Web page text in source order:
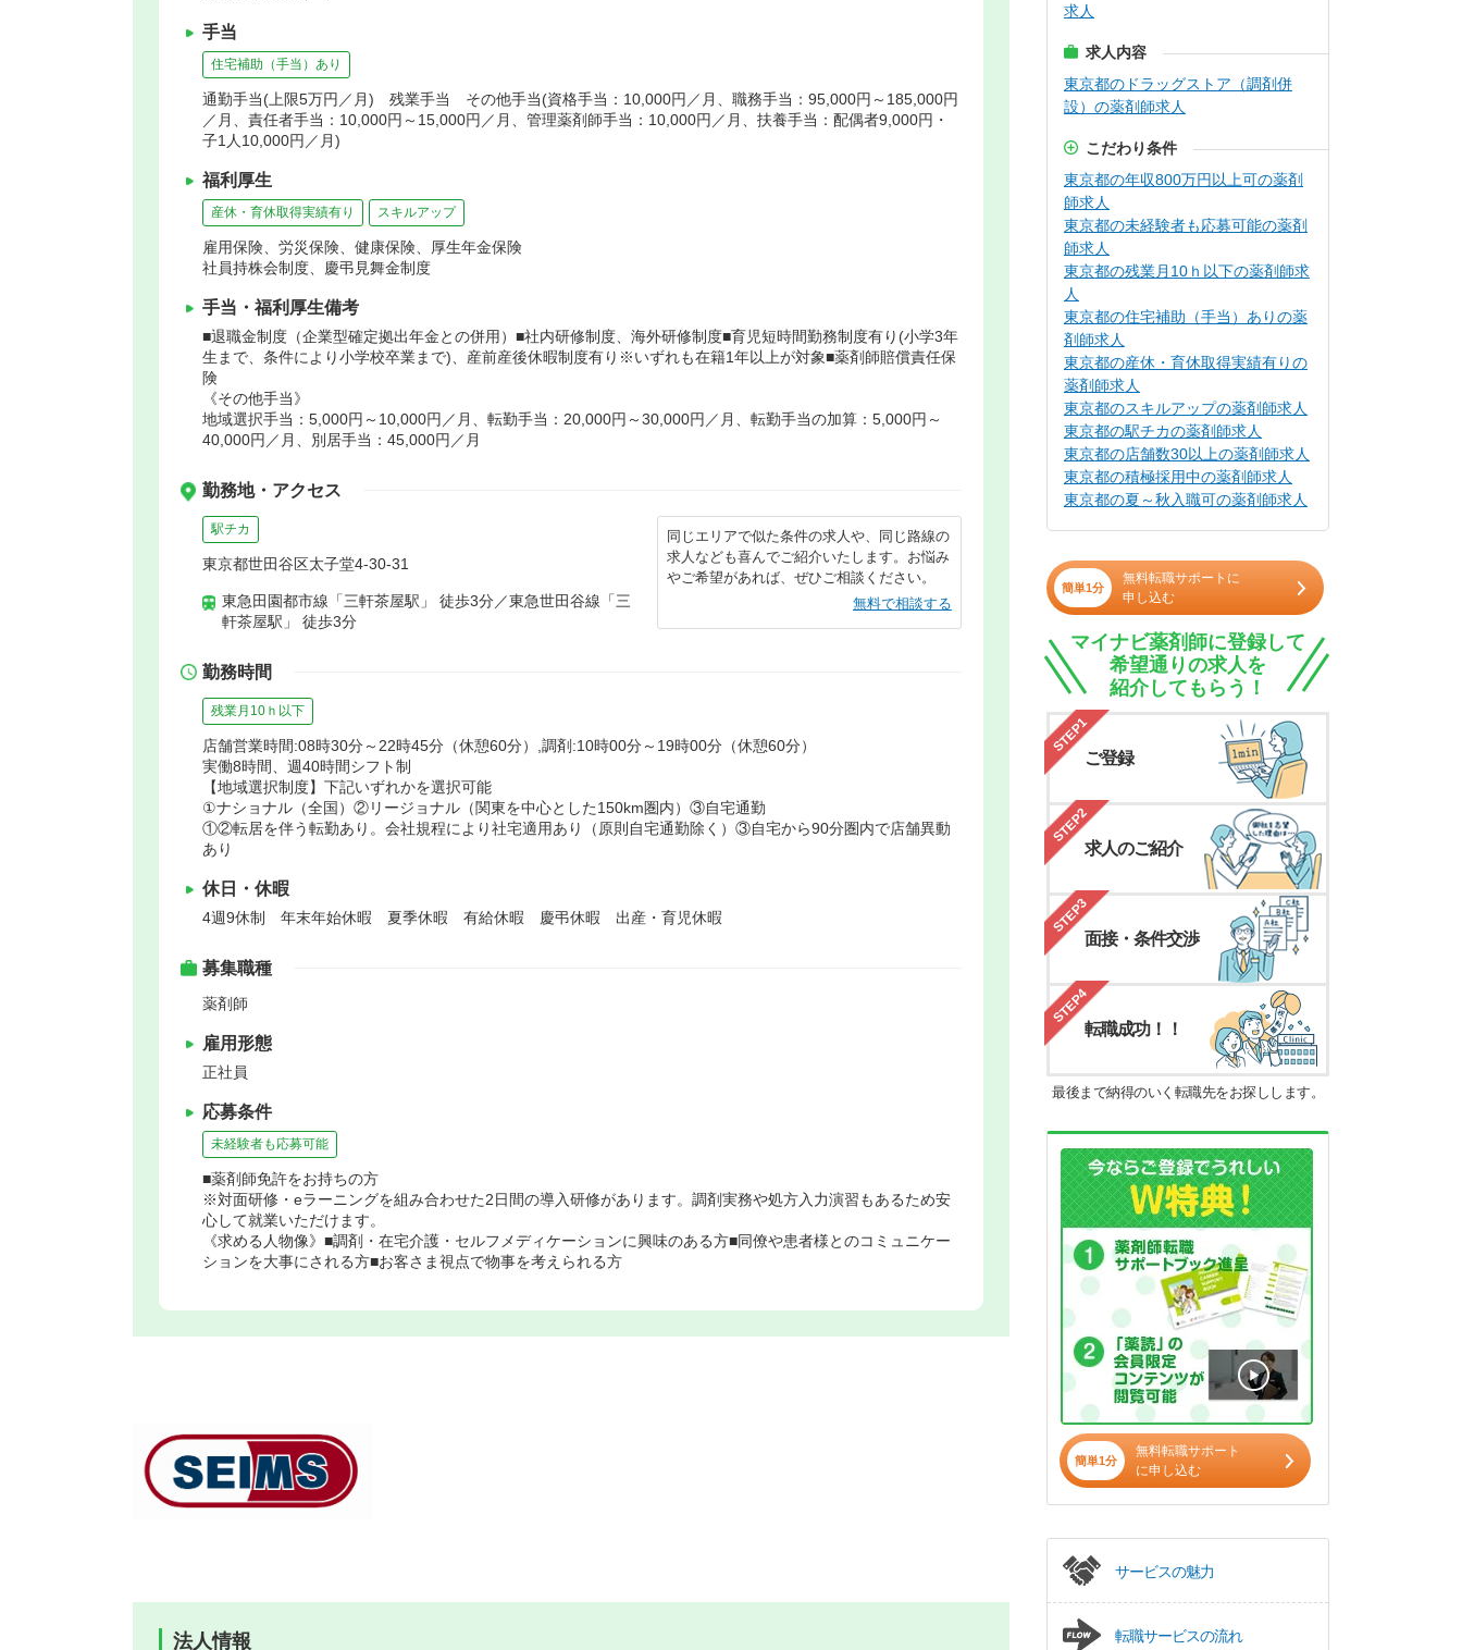
手当
住宅補助（手当）あり
通勤手当(上限5万円／月) 残業手当 その他手当(資格手当：10,000円／月、職務手当：95,000円～185,000円
／月、責任者手当：10,000円～15,000円／月、管理薬剤師手当：10,000円／月、扶養手当：配偶者9,000円・
子1人10,000円／月)
福利厚生
産休・育休取得実績有り スキルアップ
雇用保険、労災保険、健康保険、厚生年金保険
社員持株会制度、慶弔見舞金制度
手当・福利厚生備考
■退職金制度（企業型確定拠出年金との併用）■社内研修制度、海外研修制度■育児短時間勤務制度有り(小学3年
生まで、条件により小学校卒業まで)、産前産後休暇制度有り※いずれも在籍1年以上が対象■薬剤師賠償責任保
険
《その他手当》
地域選択手当：5,000円～10,000円／月、転勤手当：20,000円～30,000円／月、転勤手当の加算：5,000円～
40,000円／月、別居手当：45,000円／月
勤務地・アクセス
駅チカ
東京都世田谷区太子堂4-30-31
東急田園都市線「三軒茶屋駅」 徒歩3分／東急世田谷線「三
軒茶屋駅」 徒歩3分
同じエリアで似た条件の求人や、同じ路線の
求人なども喜んでご紹介いたします。お悩み
やご希望があれば、ぜひご相談ください。
無料で相談する
勤務時間
残業月10ｈ以下
店舗営業時間:08時30分～22時45分（休憩60分）,調剤:10時00分～19時00分（休憩60分）
実働8時間、週40時間シフト制
【地域選択制度】下記いずれかを選択可能
①ナショナル（全国）②リージョナル（関東を中心とした150km圏内）③自宅通勤
①②転居を伴う転勤あり。会社規程により社宅適用あり（原則自宅通勤除く）③自宅から90分圏内で店舗異動
あり
休日・休暇
4週9休制 年末年始休暇 夏季休暇 有給休暇 慶弔休暇 出産・育児休暇
募集職種
薬剤師
雇用形態
正社員
応募条件
未経験者も応募可能
■薬剤師免許をお持ちの方
※対面研修・eラーニングを組み合わせた2日間の導入研修があります。調剤実務や処方入力演習もあるため安
心して就業いただけます。
《求める人物像》■調剤・在宅介護・セルフメディケーションに興味のある方■同僚や患者様とのコミュニケー
ションを大事にされる方■お客さま視点で物事を考えられる方
法人情報
求人
求人内容
東京都のドラッグストア（調剤併
設）の薬剤師求人
こだわり条件
東京都の年収800万円以上可の薬剤
師求人
東京都の未経験者も応募可能の薬剤
師求人
東京都の残業月10ｈ以下の薬剤師求
人
東京都の住宅補助（手当）ありの薬
剤師求人
東京都の産休・育休取得実績有りの
薬剤師求人
東京都のスキルアップの薬剤師求人
東京都の駅チカの薬剤師求人
東京都の店舗数30以上の薬剤師求人
東京都の積極採用中の薬剤師求人
東京都の夏～秋入職可の薬剤師求人
簡単1分
無料転職サポートに
申し込む
マイナビ薬剤師に登録して
希望通りの求人を
紹介してもらう！
STEP1
ご登録
STEP2
求人のご紹介
STEP3
面接・条件交渉
STEP4
転職成功！！
最後まで納得のいく転職先をお探しします。
簡単1分
無料転職サポート
に申し込む
サービスの魅力
転職サービスの流れ